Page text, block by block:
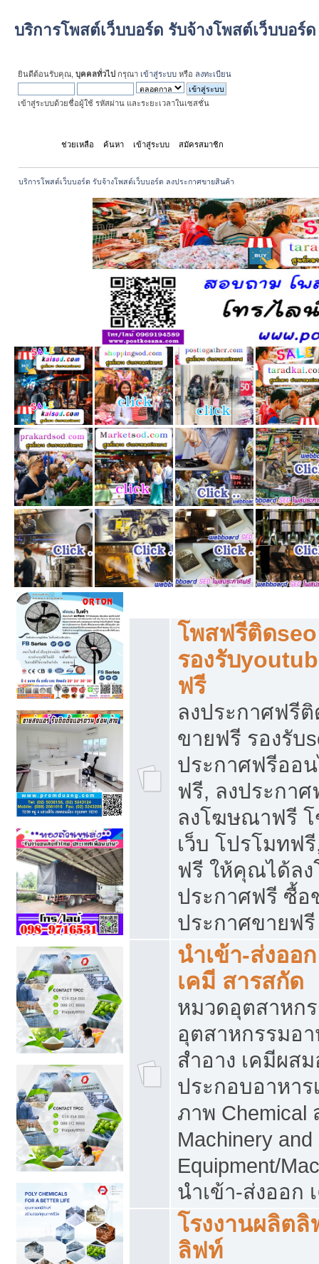
บริการโพสต์เว็บบอร์ด รับจ้างโพสต์เว็บบอร์
ยินดีต้อนรับคุณ, บุคคลทั่วไป กรุณา เข้าสู่ระบบ หรือ ลงทะเบียน
เข้าสู่ระบบด้วยชื่อผู้ใช้ รหัสผ่าน และระยะเวลาในเซสชั่น
ช่วยเหลือ ค้นหา เข้าสู่ระบบ สมัครสมาชิก
บริการโพสต์เว็บบอร์ด รับจ้างโพสต์เว็บบอร์ด ลงประกาศขายสินค้า
โพสฟรีติด
รองรับ
ฟรี
ลงประกาศฟรีติ
ขายฟรี รองรับ
ประกาศฟรีออ
ฟรี, ลงประกา
ลงโฆษณาฟรี
เว็บ โปรโมทฟ
ฟรี ให้คุณได้ล
ประกาศฟรี ซื้อ
ประกาศขายฟรี
นำเข้า-ส่งออ
เคมี สารสกัด
หมวดอุตสาหก
อุตสาหกรรมอา
สำอาง เคมีผส
ประกอบอาหาร
ภาพ Chemical
Machinery
Equipment/
นำเข้า-ส่งออก
โรงงานผลิต
ลิฟท์